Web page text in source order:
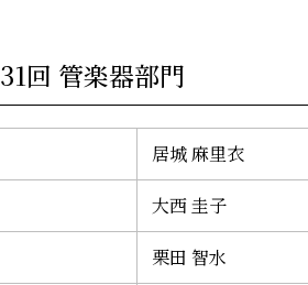
回 管楽器部門
居城 麻里衣
大西 圭子
栗田 智水